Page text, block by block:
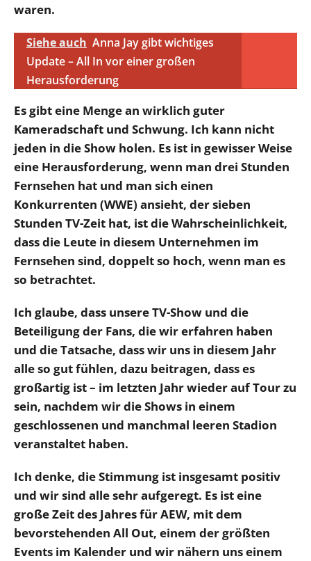
waren.
Siehe auch Anna Jay gibt wichtiges
Update – All In vor einer großen
Herausforderung
Es gibt eine Menge an wirklich guter
Kameradschaft und Schwung. Ich kann nicht
jeden in die Show holen. Es ist in gewisser Weise
eine Herausforderung, wenn man drei Stunden
Fernsehen hat und man sich einen
Konkurrenten (WWE) ansieht, der sieben
Stunden TV-Zeit hat, ist die Wahrscheinlichkeit,
dass die Leute in diesem Unternehmen im
Fernsehen sind, doppelt so hoch, wenn man es
so betrachtet.
Ich glaube, dass unsere TV-Show und die
Beteiligung der Fans, die wir erfahren haben
und die Tatsache, dass wir uns in diesem Jahr
alle so gut fühlen, dazu beitragen, dass es
großartig ist – im letzten Jahr wieder auf Tour zu
sein, nachdem wir die Shows in einem
geschlossenen und manchmal leeren Stadion
veranstaltet haben.
Ich denke, die Stimmung ist insgesamt positiv
und wir sind alle sehr aufgeregt. Es ist eine
große Zeit des Jahres für AEW, mit dem
bevorstehenden All Out, einem der größten
Events im Kalender und wir nähern uns einem